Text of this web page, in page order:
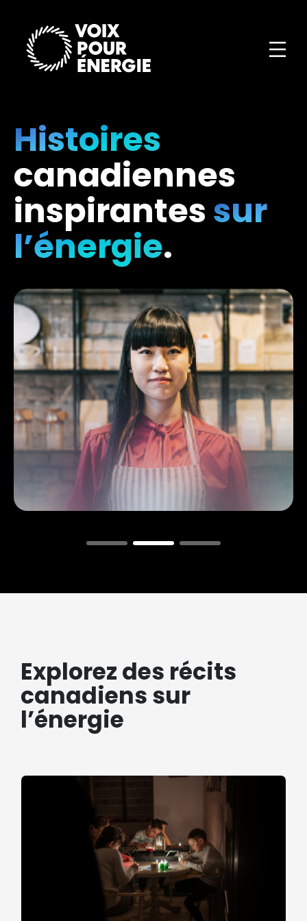
Histoires
canadiennes
inspirantes sur
l’énergie.
Explorez des récits
canadiens sur
l’énergie